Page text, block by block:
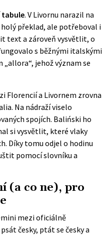
tabule. V Livornu narazil na
překlad, ale potřeboval i
text a zároveň vysvětlit, o
s běžnými italskými
jehož význam se
Florencií a Livornem zrovna
Na nádraží viselo
spojích. Baliński ho
si vysvětlit, které vlaky
Díky tomu odjel o hodinu
pomocí slovníku a
(a co ne), pro
mezioficiálně
česky, ptát se česky a